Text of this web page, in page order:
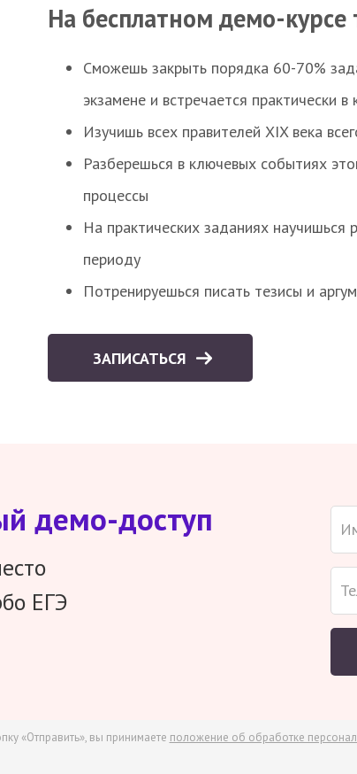
На бесплатном демо-курсе
Сможешь закрыть порядка 60-70%
экзамене и встречается практически
Изучишь всех правителей XIX века
Разберешься в ключевых событиях
процессы
На практических заданиях
периоду
Потренируешься писать тезисы и
ЗАПИСАТЬСЯ
демо-доступ
ЕГЭ
«Отправить», вы принимаете положение об обработке